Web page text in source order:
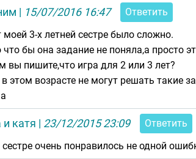
| 15/07/2016 16:47
Ответить
моей 3-х летней сестре было сложно.
что бы она задание не поняла,а просто
вы пишите,что игра для 2 или 3 лет?
этом возрасте не могут решать такие
и катя | 23/12/2015 23:09
Ответить
очень понравилось не одной